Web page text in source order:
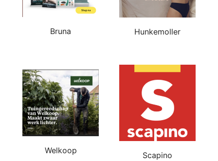
Bruna Hunkemoller
Welkoop
Scapino